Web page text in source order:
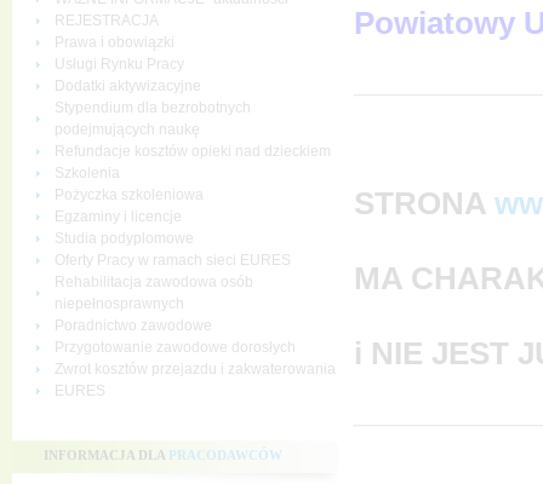
REJESTRACJA
Prawa i obowiązki
Usługi Rynku Pracy
Dodatki aktywizacyjne
Stypendium dla bezrobotnych
podejmujących naukę
Refundacje kosztów opieki nad dzieckiem
Szkolenia
Pożyczka szkoleniowa
Egzaminy i licencje
Studia podyplomowe
Oferty Pracy w ramach sieci EURES
Rehabilitacja zawodowa osób
niepełnosprawnych
Poradnictwo zawodowe
Przygotowanie zawodowe dorosłych
Zwrot kosztów przejazdu i zakwaterowania
EURES
INFORMACJA DLA PRACODAWCÓW
Powiatowy
STRONA
MA
i NIE JEST